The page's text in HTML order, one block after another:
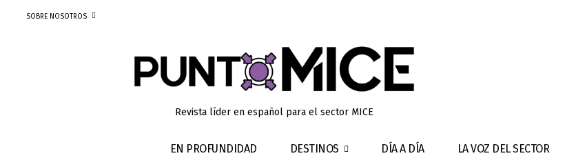
SOBRE NOSOTROS
Revista líder en español para el sector MICE
EN PROFUNDIDAD DESTINOS DÍA A DÍA LA VOZ DEL SECTOR